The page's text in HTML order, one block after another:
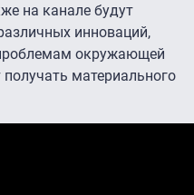
на канале будут
инноваций,
окружающей
материального